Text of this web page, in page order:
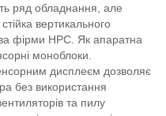
ряд обладнання, але
вертикального
фірми HPC. Як апаратна
моноблоки.
дисплеєм дозволяє
без використання
та пилу